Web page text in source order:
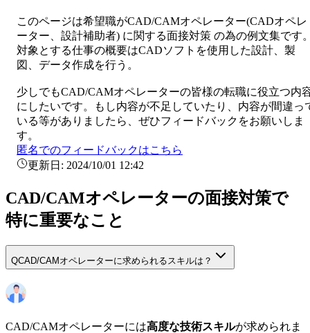
このページは希望職がCAD/CAMオペレーター(CADオペレ
ーター、設計補助者) に関する面接対策 の為の例文集です
対象とする仕事の概要はCADソフトを使用した設計、製
図、データ作成を行う。
少しでもCAD/CAMオペレーターの皆様の転職に役立つ内
にしたいです。もし内容が不足していたり、内容が間違っ
いる等がありましたら、ぜひフィードバックをお願いしま
す。
匿名でのフィードバックはこちら
更新日: 2024/10/01 12:42
CAD/CAMオペレーターの面接対策で
特に重要なこと
QCAD/CAMオペレーターに求められるスキルは？
CAD/CAMオペレーターには高度な技術スキルが求められま